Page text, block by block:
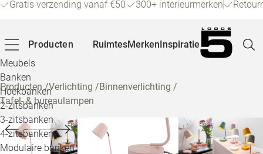
Gratis verzending vanaf €50 300+ interieurmerken
Producten
Meubels
Banken
Hoekbanken
2-zitsbanken
3-zitsbanken
4-zitsbanken
Modulaire banken
RuimtesMerkenInspiratie
Producten/Verlichting /Binnenverlichting /
Tafel- & bureaulampen